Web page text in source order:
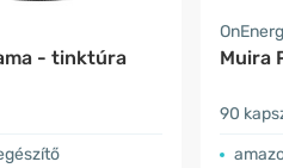
- tinktúra Muira
90